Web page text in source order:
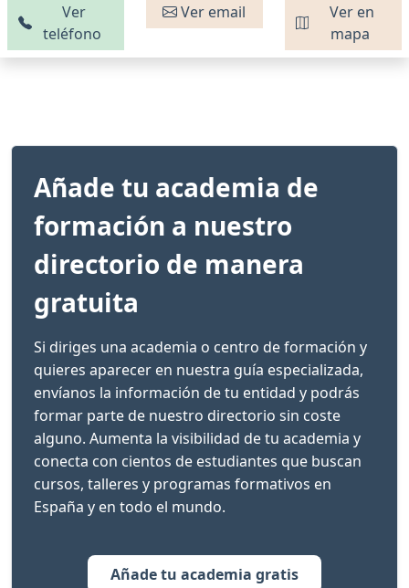
Ver
teléfono
Ver email
Ver en
mapa
Añade tu academia de
formación a nuestro
directorio de manera
gratuita
Si diriges una academia o centro de formación y
quieres aparecer en nuestra guía especializada,
envíanos la información de tu entidad y podrás
formar parte de nuestro directorio sin coste
alguno. Aumenta la visibilidad de tu academia y
conecta con cientos de estudiantes que buscan
cursos, talleres y programas formativos en
España y en todo el mundo.
Añade tu academia gratis